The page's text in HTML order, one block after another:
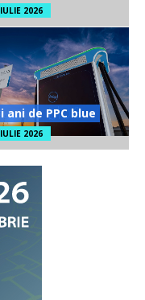
2026
ani de PPC blue
2026